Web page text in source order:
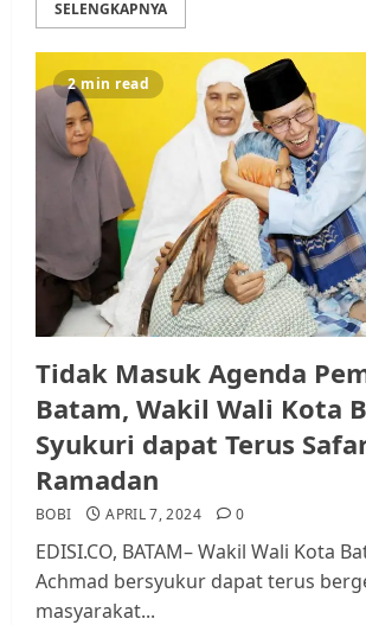
SELENGKAPNYA
2 min read
Tidak Masuk Agenda
Batam, Wakil Wali Kota
Syukuri dapat Terus
Ramadan
BOBI APRIL 7, 2024 0
EDISI.CO, BATAM– Wakil Wali Kota
Achmad bersyukur dapat terus
masyarakat...